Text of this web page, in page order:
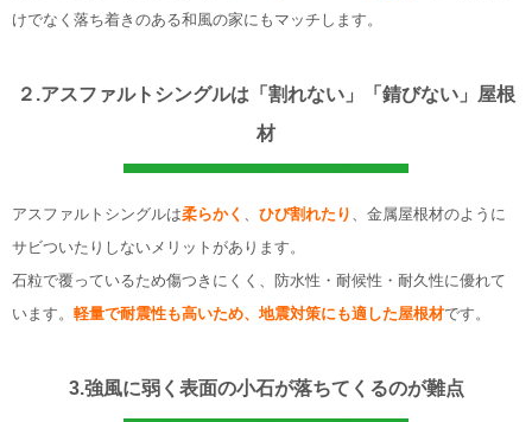
けでなく落ち着きのある和風の家にもマッチします。
２.アスファルトシングルは「割れない」「錆びない」屋根
材
アスファルトシングルは柔らかく 、 ひび割れたり 、金属屋根材のように
サビついたりしないメリットがあります。
石粒で覆っているため傷つきにくく、防水性・耐候性・耐久性に優れて
います。 軽量で耐震性も高いため、地震対策にも適した屋根材です。
3.強風に弱く表面の小石が落ちてくるのが難点